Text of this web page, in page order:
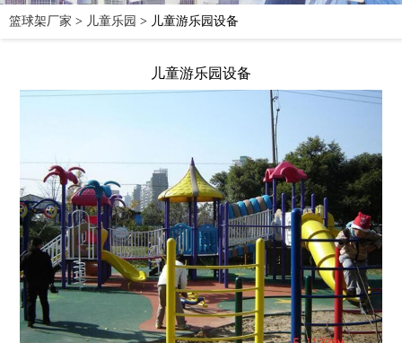
篮球架厂家 > 儿童乐园 > 儿童游乐园设备
儿童游乐园设备